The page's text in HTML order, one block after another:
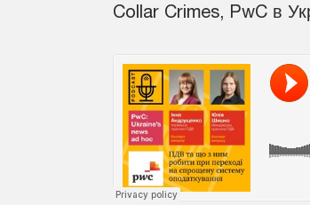
Collar Crimes, PwC в